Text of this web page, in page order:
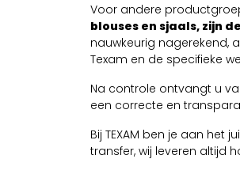
Voor andere
blouses en sjaals, zijn
nauwkeurig nagerekend,
Texam en de specifieke
Na controle ontvangt u
een correcte en
Bij TEXAM ben je aan het
transfer, wij leveren altijd